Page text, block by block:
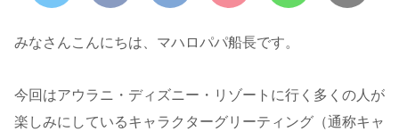
みなさんこんにちは、マハロパパ船長です。
今回はアウラニ・ディズニー・リゾートに行く多くの人が
楽しみにしているキャラクターグリーティング（通称キャ